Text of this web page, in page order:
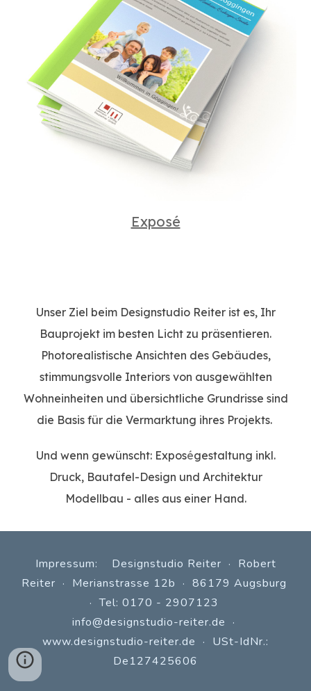
Exposé
Unser Ziel beim Designstudio Reiter ist es, Ihr
Bauprojekt im besten Licht zu präsentieren.
Photorealistische Ansichten des Gebäudes,
stimmungsvolle Interiors von ausgewählten
Wohneinheiten und übersichtliche Grundrisse sind
die Basis für die Vermarktung ihres Projekts.
Und wenn gewünscht: Exposégestaltung inkl.
Druck, Bautafel-Design und Architektur
Modellbau - alles aus einer Hand.
Impressum: Designstudio Reiter · Robert
Reiter · Merianstrasse 12b · 86179 Augsburg
· Tel: 0170 - 2907123
info@designstudio-reiter.de ·
www.designstudio-reiter.de · USt-IdNr.:
De127425606